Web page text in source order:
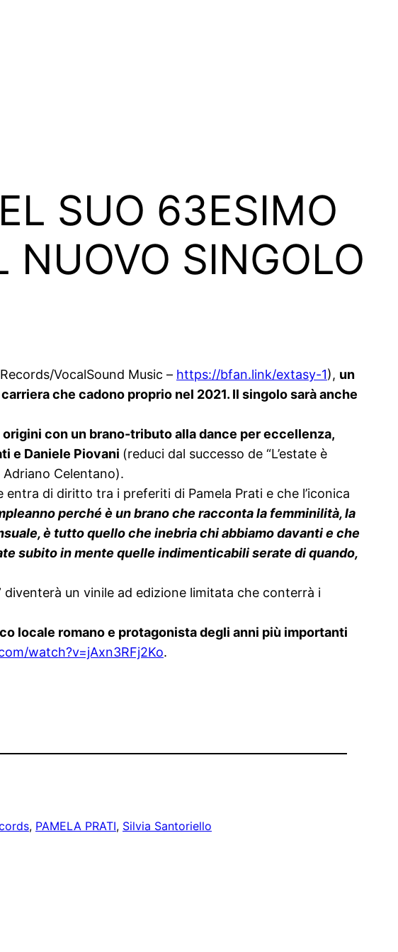
SUO 63ESIMO
NUOVO SINGOLO
VocalSound Music – https://bfan.link/extasy-1), un
che cadono proprio nel 2021. Il singolo sarà anche
con un brano-tributo alla dance per eccellenza,
e Daniele Piovani (reduci dal successo de “L’estate è
Celentano).
di diritto tra i preferiti di Pamela Prati e che l’iconica
perché è un brano che racconta la femminilità, la
è tutto quello che inebria chi abbiamo davanti e che
subito in mente quelle indimenticabili serate di quando,
un vinile ad edizione limitata che conterrà i
locale romano e protagonista degli anni più importanti
watch?v=jAxn3RFj2Ko.
, PAMELA PRATI, Silvia Santoriello